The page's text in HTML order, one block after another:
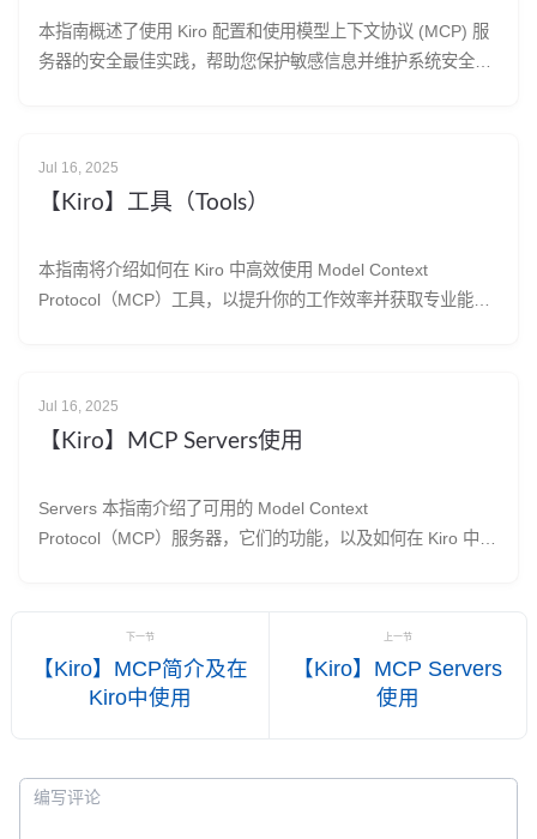
本指南概述了使用 Kiro 配置和使用模型上下文协议 (MCP) 服
务器的安全最佳实践，帮助您保护敏感信息并维护系统安全。
Jul 16, 2025
【Kiro】工具（Tools）
本指南将介绍如何在 Kiro 中高效使用 Model Context
Protocol（MCP）工具，以提升你的工作效率并获取专业能
Jul 16, 2025
【Kiro】MCP Servers使用
Servers 本指南介绍了可用的 Model Context
Protocol（MCP）服务器，它们的功能，以及如何在 Kiro 中进
MCP 服务器或其他软件包负责。 AWS
下一节
【Kiro】MCP简介及在
Kiro中使用
上一节
【Kiro】MCP Servers
使用